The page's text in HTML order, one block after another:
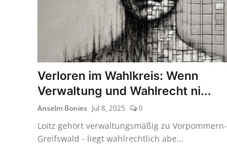
Verloren im Wahlkreis: Wenn
Verwaltung und Wahlrecht ni...
Anselm Bonies Jul 8, 2025 0
Loitz gehört verwaltungsmäßig zu Vorpommern-
Greifswald - liegt wahlrechtlich abe...